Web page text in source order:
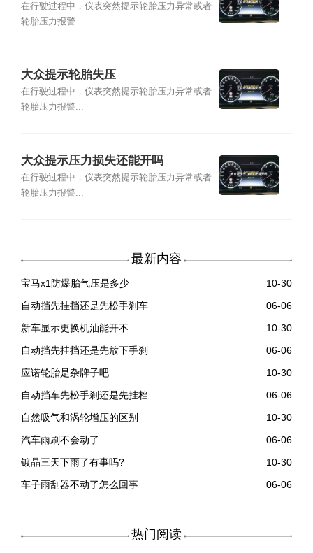
在行驶过程中，仪表突然提示轮胎压力异常或者
轮胎压力报警...
大众提示轮胎失压
在行驶过程中，仪表突然提示轮胎压力异常或者
轮胎压力报警...
大众提示压力损失还能开吗
在行驶过程中，仪表突然提示轮胎压力异常或者
轮胎压力报警...
最新内容
宝马x1防爆胎气压是多少
10-30
自动挡先挂挡还是先松手刹车
06-06
新车显示更换机油能开不
10-30
自动挡先挂挡还是先放下手刹
06-06
应诺轮胎是杂牌子吧
10-30
自动挡车先松手刹还是先挂档
06-06
自然吸气和涡轮增压的区别
10-30
汽车雨刷不会动了
06-06
镀晶三天下雨了有事吗?
10-30
车子雨刮器不动了怎么回事
06-06
热门阅读